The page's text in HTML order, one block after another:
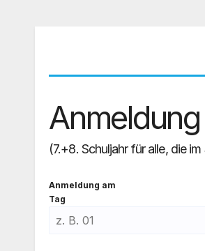
(7.+8. Schuljahr für alle, die
Anmel­dung am
Tag